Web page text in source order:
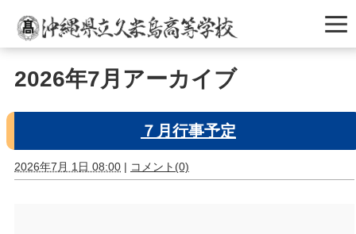
2026年7月アーカイブ
７月行事予定
2026年7月 1日 08:00 | コメント(0)